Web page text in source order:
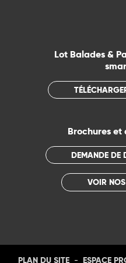
Lot Balades &
Brochures
DEMANDE DE
VOIR NOS
PLAN DU SITE - ESPACE